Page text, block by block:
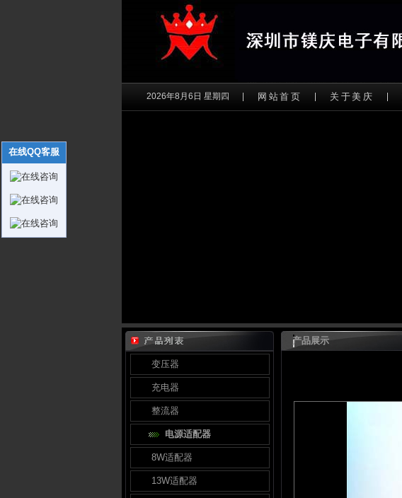
在线QQ客服
2026年8月6日 星期四 网站首页 关于美庆
变压器
充电器
整流器
电源适配器
8W适配器
13W适配器
产品展示